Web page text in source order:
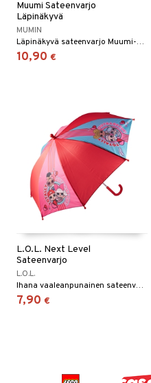
Muumi Sateenvarjo
Läpinäkyvä
MUMIN
Läpinäkyvä sateenvarjo Muumi-hahmoilla.
10,90 €
L.O.L. Next Level
Sateenvarjo
L.O.L.
Ihana vaaleanpunainen sateenvarjo pitää sinut kuivana sateessa!
7,90 €